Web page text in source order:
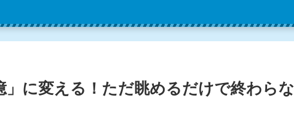
」に変える！ただ眺めるだけで終わらな